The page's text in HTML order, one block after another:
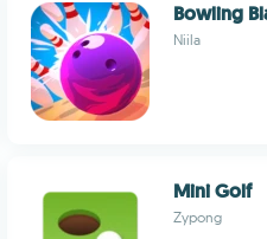
Bowling
Niila
Mini Golf
Zypong